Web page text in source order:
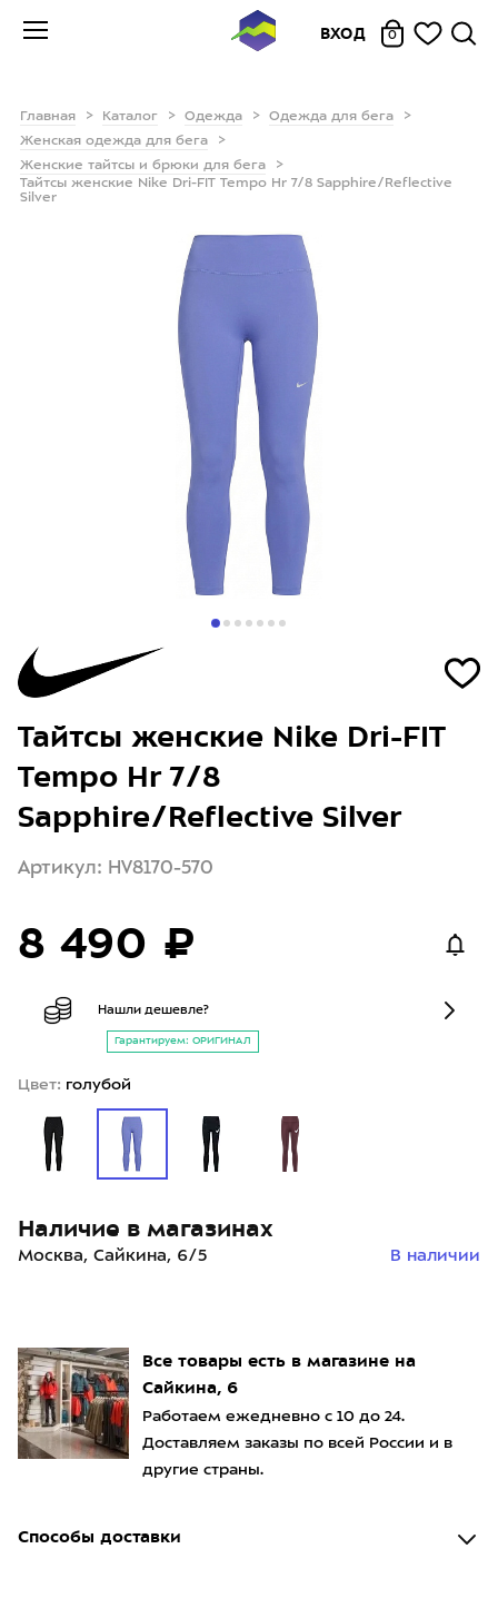
ВХОД 0
Главная Каталог Одежда
Одежда для бега
Женская одежда для бега
Женские тайтсы и брюки для бега
Тайтсы женские Nike Dri-FIT Tempo Hr 7/8 Sapphire/Reflective
Silver
Все товары есть в магазине на
Сайкина, 6
Работаем ежедневно с 10 до 24.
Доставляем заказы по всей России и в
другие страны.
Способы доставки
Тайтсы женские Nike Dri-FIT
Tempo Hr 7/8
Sapphire/Reflective Silver
Артикул: HV8170-570
8 490 ₽
Нашли дешевле?
Гарантируем: ОРИГИНАЛ
Цвет: голубой
Наличие в магазинах
Москва, Сайкина, 6/5 В наличии